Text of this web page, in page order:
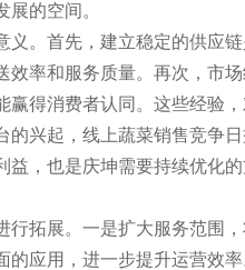
的空间。
。首先，建立稳定的供应
率和服务质量。再次，市
得消费者认同。这些经验
兴起，线上蔬菜销售竞争
，也是庆坤需要持续优化
拓展。一是扩大服务范围
应用，进一步提升运营效